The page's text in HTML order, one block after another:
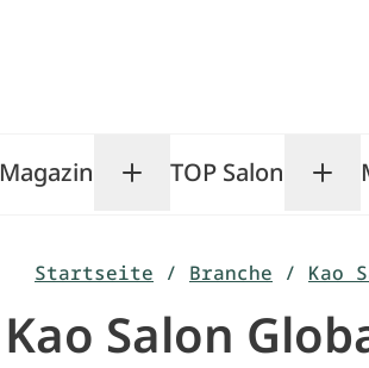
Magazin Toggle Magazin
TOP Salon
Startseite / Branche / Kao
Kao Salon